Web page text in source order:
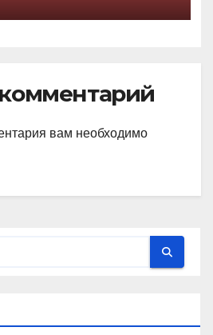
вам необходимо